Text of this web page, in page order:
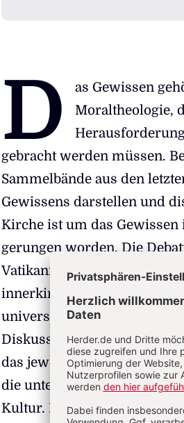
D
as Gewissen
Moraltheologie,
gebracht werden müssen.
Sammelbände aus den
Gewissens darstellen und
Kirche ist um das
gerungen worden. Die
Vatikanischen Konzil
innerkirchliche
universalkirchliche
Diskussionsstoff. In der
das jeweilige Verständnis
die unterschiedliche
Kultur. Manchmal wird sie